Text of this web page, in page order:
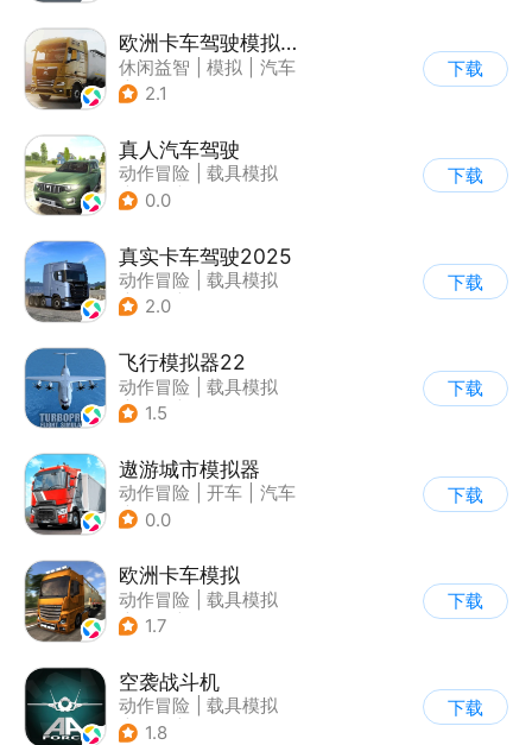
欧洲卡车驾驶模拟器3
休闲益智 模拟
汽车
| 写实
2.1
下载
真人汽车驾驶
动作冒险
载具模拟
| 汽车
0.0
下载
真实卡车驾驶2025
动作冒险
载具模拟
| 汽车
2.0
下载
飞行模拟器22
动作冒险
载具模拟
| 飞机
1.5
下载
遨游城市模拟器
动作冒险 开车
汽车
| 载具模拟
0.0
下载
欧洲卡车模拟
动作冒险
载具模拟
| 汽车
1.7
下载
空袭战斗机
动作冒险
载具模拟
| 飞机
1.8
下载